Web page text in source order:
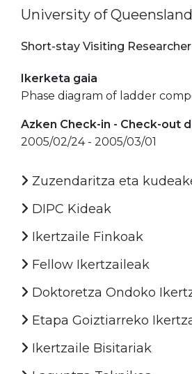
University of
Short-stay Visiting Researcher
Ikerketa gaia
Phase diagram of ladder
Azken Check-in - Check-out
2005/02/24 - 2005/03/01
Zuzendaritza eta
DIPC Kideak
Ikertzaile Finkoak
Fellow Ikertzaileak
Doktoretza Ondoko
Etapa Goiztiarreko
Ikertzaile Bisitariak